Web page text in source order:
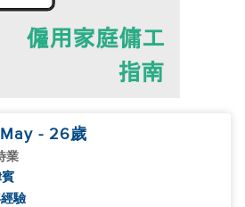
- 26歲
業
驗